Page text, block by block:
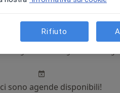
Domani Lun, Mar,
sono agende disponibili!
Rifiuto